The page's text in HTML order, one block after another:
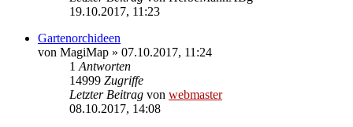
19.10.2017, 11:23
Gartenorchideen
von MagiMap » 07.10.2017, 11:24
1 Antworten
14999 Zugriffe
Letzter Beitrag von webmaster
08.10.2017, 14:08